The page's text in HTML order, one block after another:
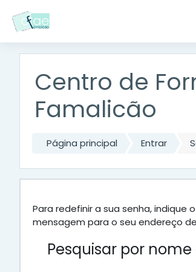
Centro de
Famalicão
Página principal Entrar
Para redefinir a sua senha,
mensagem para o seu endereço
Pesquisar por